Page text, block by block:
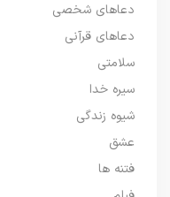
دعاهای شخصی
دعاهای قرآنی
سلامتی
سیره خدا
شیوه زندگی
عشق
فتنه ها